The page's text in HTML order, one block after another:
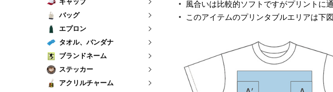
バッグ
エプロン
タオル、バンダナ
ブランドネーム
ステッカー
アクリルチャーム
風合いは比較的ソフトですがプリントに
このアイテムのプリンタブルエリアは下